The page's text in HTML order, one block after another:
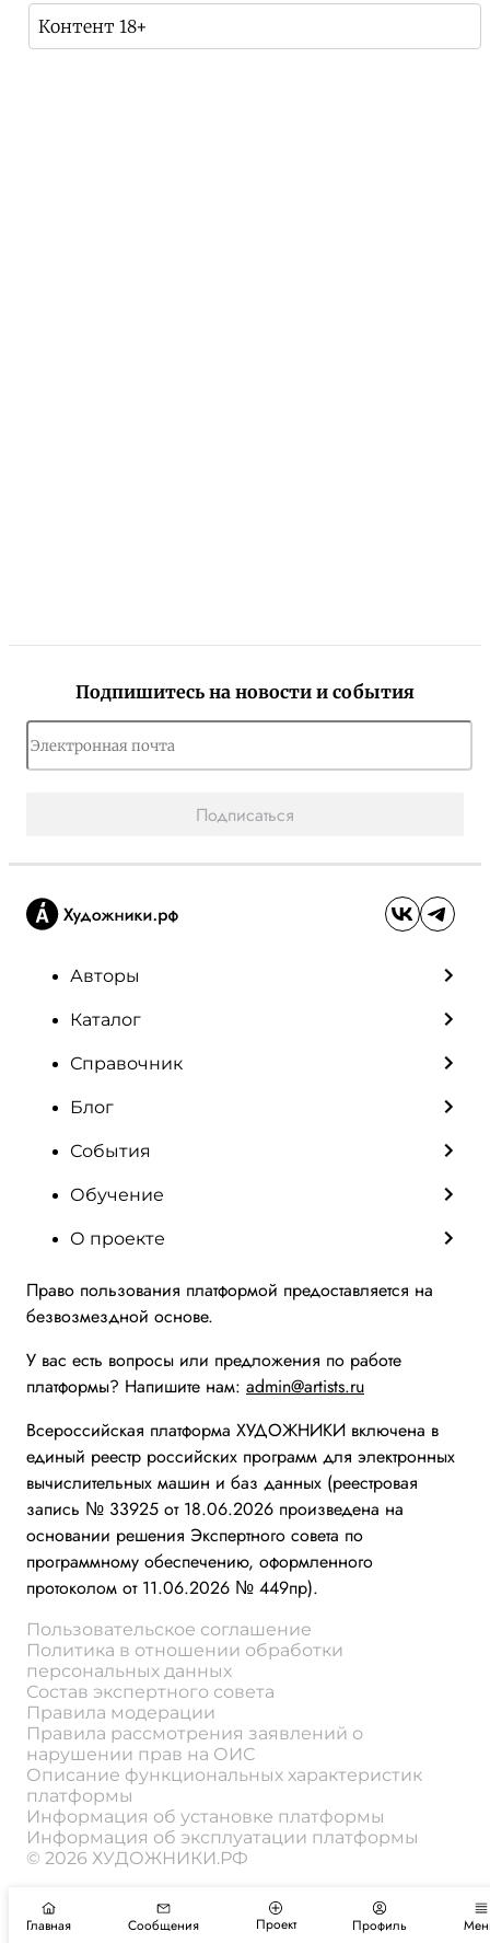
Контент 18+
Подпишитесь на новости и события
Подписаться
Авторы
Каталог
Справочник
Блог
События
Обучение
О проекте
Право пользования платформой предоставляется на
безвозмездной основе.
У вас есть вопросы или предложения по работе
платформы? Напишите нам: admin@artists.ru
Всероссийская платформа ХУДОЖНИКИ включена в
единый реестр российских программ для электронных
вычислительных машин и баз данных (реестровая
запись № 33925 от 18.06.2026 произведена на
основании решения Экспертного совета по
программному обеспечению, оформленного
протоколом от 11.06.2026 № 449пр).
Пользовательское соглашение
Политика в отношении обработки
персональных данных
Состав экспертного совета
Правила модерации
Правила рассмотрения заявлений о
нарушении прав на ОИС
Описание функциональных характеристик
платформы
Информация об установке платформы
Информация об эксплуатации платформы
© 2026 ХУДОЖНИКИ.РФ
Главная Сообщения Проект Профиль